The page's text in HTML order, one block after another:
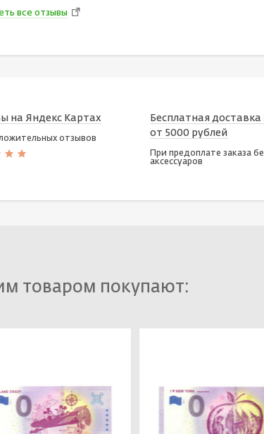
все отзывы
на Яндекс Картах
отзывов
Бесплатная
от 5000 рублей
При предоплате заказа
аксессуаров
товаром покупают: